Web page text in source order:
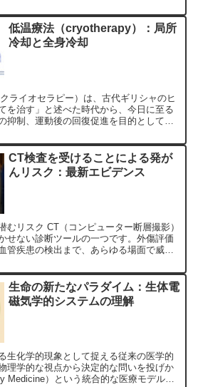
低温療法（cryotherapy）：局所
冷却と全身冷却
ライオセラピー）は、古代ギリシャのヒ
を治す」と述べた時代から、今日に至る
抑制、運動後の回復促進を目的として利
す。
CT検査を受けることによる発が
んリスク：最新エビデンス
むリスク CT（コンピューター断層撮影）
せない診断ツールの一つです。外傷評価
管疾患の検出まで、あらゆる場面で威力
生命の新たなパラダイム：生体電
磁気学的システムの理解
生化学的現象として捉える従来の医学的
理学的な視点から決定的な問いを投げか
Medicine）という統合的な医療モデルの